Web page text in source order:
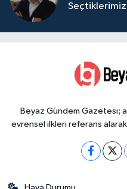
Seçtiklerimiz
Beyaz Gündem Gazetesi;
evrensel ilkleri referans
Hava Durumu